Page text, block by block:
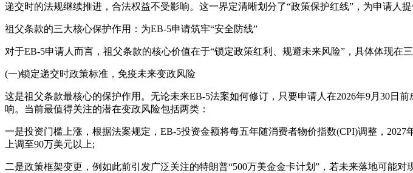
递交时的法规继续推进，合法权益不受影响。这一界定清晰划分了“政策保护红线”，为申请人提
祖父条款的三大核心保护作用：为EB-5申请筑牢“安全防线”
对于EB-5申请人而言，祖父条款的核心价值在于“锁定政策红利、规避未来风险”，具体体现在
(一)锁定递交时政策标准，免疫未来变政风险
这是祖父条款最核心的保护作用。无论未来EB-5法案如何修订，只要申请人在2026年9月30日
响。当前最值得关注的潜在变政风险包括两类：
一是投资门槛上涨，根据法案规定，EB-5投资金额将每五年随消费者物价指数(CPI)调整，
上调至90万美元以上;
二是政策框架变更，例如此前引发广泛关注的特朗普“500万美金金卡计划”，若未来落地可能